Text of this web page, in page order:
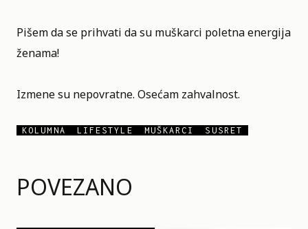
POVEZANO
Pišem da se prihvati da su muškarci poletna energija
ženama!
Izmene su nepovratne. Osećam zahvalnost.
KOLUMNA LIFESTYLE MUŠKARCI SUSRET